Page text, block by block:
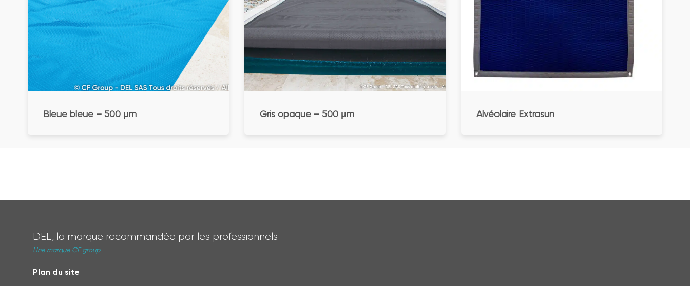
Bleue bleue – 500 μm Gris opaque – 500 μm Alvéolaire Extrasun
DEL, la marque recommandée par les professionnels
Une marque CF group
Plan du site